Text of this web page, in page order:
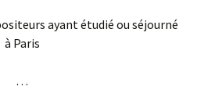
ayant étudié ou séjourné
à Paris
. . .